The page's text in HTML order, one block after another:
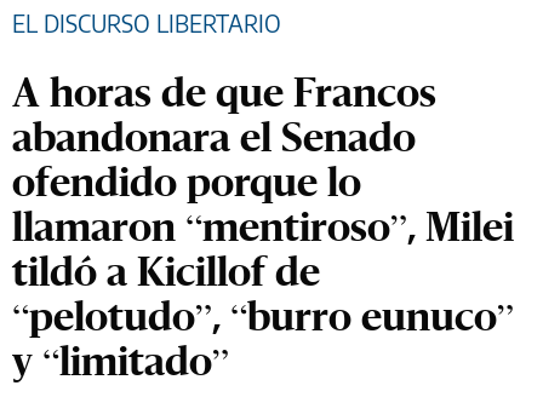
EL DISCURSO LIBERTARIO
A horas de que Francos
abandonara el Senado
ofendido porque lo
llamaron “mentiroso”, Milei
tildó a Kicillof de
“pelotudo”, “burro eunuco”
y “limitado”